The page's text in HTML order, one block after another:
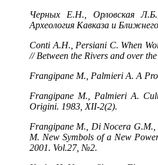
Черных Е.Н., Орловская Л.Б.
Археология Кавказа и
Сonti A.H., Persiani C. When
// Between the Rivers and over
Frangipane М., Palmieri А. A
Frangipane М., Palmieri А.
Origini. 1983, XII-2(2).
Frangipane M., Di Nocera G.M.,
M. New Symbols of a New
2001. Vol.27, №2.